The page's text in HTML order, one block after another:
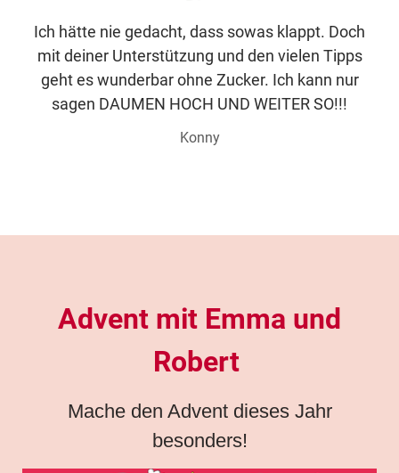
Ich hätte nie gedacht, dass sowas klappt. Doch
mit deiner Unterstützung und den vielen Tipps
geht es wunderbar ohne Zucker. Ich kann nur
sagen DAUMEN HOCH UND WEITER SO!!!
Konny
Advent mit Emma und
Robert
Mache den Advent dieses Jahr
besonders!